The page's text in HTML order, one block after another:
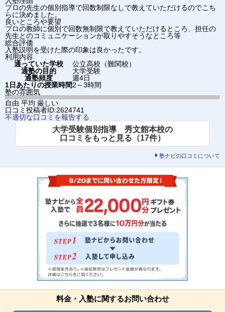
プロの先生の個別指導で回数制限なしで教えていただけるのでこち
らに決めました。
良いところや要望
プロの教師に個別で回数無制限で教えていただけるところ、担任の
先生とのコミュニケーションが取りやすそうなところ等
総合評価
入塾説明を受けた際の印象は良かったです。
利用内容
通っていた学校
公立高校（難関校）
通塾の目的
大学受験
通塾頻度
週4日
1日あたりの授業時間2～3時間
塾の雰囲気
自由 平均 厳しい
口コミ投稿者ID:2624741
不適切な口コミを報告する
大学受験個別指導 秀文館本校の
口コミをもっと見る（17件）
塾ナビの口コミについて
料金・入塾に関するお問い合わせ